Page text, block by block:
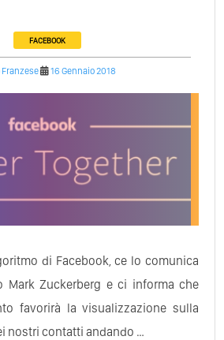
FACEBOOK
Franzese 16 Gennaio 2018
di Facebook, ce lo comunica
Mark Zuckerberg e ci informa che
favorirà la visualizzazione sulla
nostri contatti andando …